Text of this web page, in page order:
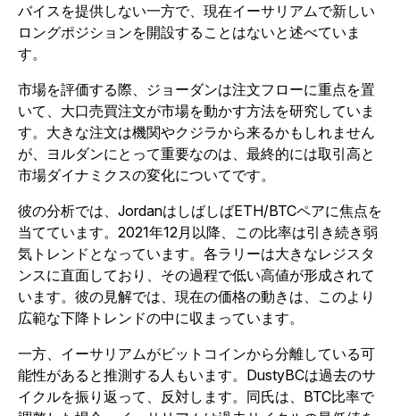
バイスを提供しない一方で、現在イーサリアムで新しい
ロングポジションを開設することはないと述べていま
す。
市場を評価する際、ジョーダンは注文フローに重点を置
いて、大口売買注文が市場を動かす方法を研究していま
す。大きな注文は機関やクジラから来るかもしれません
が、ヨルダンにとって重要なのは、最終的には取引高と
市場ダイナミクスの変化についてです。
彼の分析では、JordanはしばしばETH/BTCペアに焦点を
当てています。2021年12月以降、この比率は引き続き弱
気トレンドとなっています。各ラリーは大きなレジスタ
ンスに直面しており、その過程で低い高値が形成されて
います。彼の見解では、現在の価格の動きは、このより
広範な下降トレンドの中に収まっています。
一方、イーサリアムがビットコインから分離している可
能性があると推測する人もいます。DustyBCは過去のサ
イクルを振り返って、反対します。同氏は、BTC比率で